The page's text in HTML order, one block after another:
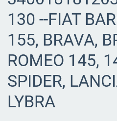
130 --FIAT
155, BRAVA,
ROMEO 145,
SPIDER,
LYBRA